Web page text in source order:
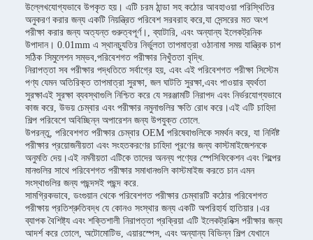
উল্লেখযোগ্যভাবে উপকৃত হয়। এটি চরম ঠান্ডা সহ কঠোর আবহাওয়া পরিস্থিতির
অনুকরণ করার জন্য একটি নিয়ন্ত্রিত পরিবেশ সরবরাহ করে,যা সেন্সরের মত অংশ
পরীক্ষা করার জন্য অত্যন্ত গুরুত্বপূর্ণ।, ব্যাটারি, এবং অন্যান্য ইলেকট্রনিক
উপাদান। 0.01mm এ স্থানচ্যুতির নির্ভুলতা তাপমাত্রা ওঠানামা সময় যান্ত্রিক চাপ
সঠিক সিমুলেশন সম্ভব,পরিবেশগত পরীক্ষার নিখুঁততা বৃদ্ধি.
নিরাপত্তা সব পরীক্ষার পদ্ধতিতে সর্বাগ্রে হয়, এবং এই পরিবেশগত পরীক্ষা সিস্টেম
পণ্য যেমন অতিরিক্ত তাপমাত্রা সুরক্ষা, জল ঘাটতি সুরক্ষা,এবং পাওয়ার ব্যর্থতা
সুরক্ষাএই সুরক্ষা ব্যবস্থাগুলি নিশ্চিত করে যে সরঞ্জামটি নিরাপদ এবং নির্ভরযোগ্যভাবে
কাজ করে, উভয় চেম্বার এবং পরীক্ষার নমুনাগুলির ক্ষতি রোধ করে।এই এটি চাহিদা
শিল্প পরিবেশে অবিচ্ছিন্ন অপারেশন জন্য উপযুক্ত তোলে.
উপরন্তু, পরিবেশগত পরীক্ষার চেম্বার OEM পরিষেবাগুলিকে সমর্থন করে, যা নির্দিষ্ট
পরীক্ষার প্রয়োজনীয়তা এবং সংহতকরণের চাহিদা পূরণের জন্য কাস্টমাইজেশনকে
অনুমতি দেয়।এই নমনীয়তা এটিকে তাদের অনন্য পণ্যের স্পেসিফিকেশন এবং শিল্পের
মানগুলির সাথে পরিবেশগত পরীক্ষার সমাধানগুলি কাস্টমাইজ করতে চান এমন
সংস্থাগুলির জন্য পছন্দসই পছন্দ করে.
সামগ্রিকভাবে, ডংগুয়ান থেকে পরিবেশগত পরীক্ষার চেম্বারটি কঠোর পরিবেশগত
পরীক্ষায় প্রতিশ্রুতিবদ্ধ যে কোনও সংস্থার জন্য একটি অপরিহার্য হাতিয়ার।এর
ব্যাপক বৈশিষ্ট্য এবং শক্তিশালী নিরাপত্তা প্রক্রিয়া এটি ইলেকট্রনিক্স পরীক্ষার জন্য
আদর্শ করে তোলে, অটোমোটিভ, এয়ারস্পেস, এবং অন্যান্য বিভিন্ন শিল্প যেখানে